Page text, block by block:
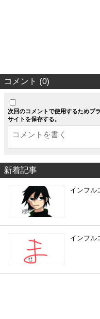
コメント (0)
次回のコメントで使用するためブ
サイトを保存する。
新着記事
インフル
インフル